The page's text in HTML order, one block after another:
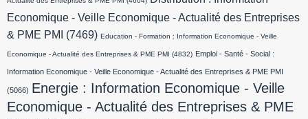
Economique - Veille Economique - Actualité des Entreprises
& PME PMI
(7469) Education - Formation : Information Economique - Veille
Economique - Actualité des Entreprises & PME PMI (4832) Emploi - Santé - Social :
Information Economique - Veille Economique - Actualité des Entreprises & PME PMI
(5066) Energie : Information Economique - Veille
Economique - Actualité des Entreprises & PME